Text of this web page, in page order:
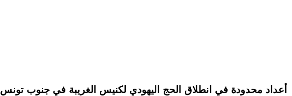
أعداد محدودة في انطلاق الحج اليهودي لكنيس الغريبة في جنوب تونس